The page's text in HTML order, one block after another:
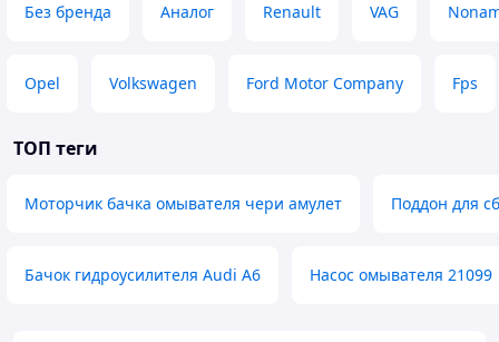
Без бренда Аналог Renault VAG
Opel Volkswagen Ford Motor Company Fps
ТОП теги
Моторчик бачка омывателя чери амулет Поддон для
Бачок гидроусилителя Audi A6 Насос омывателя 21099